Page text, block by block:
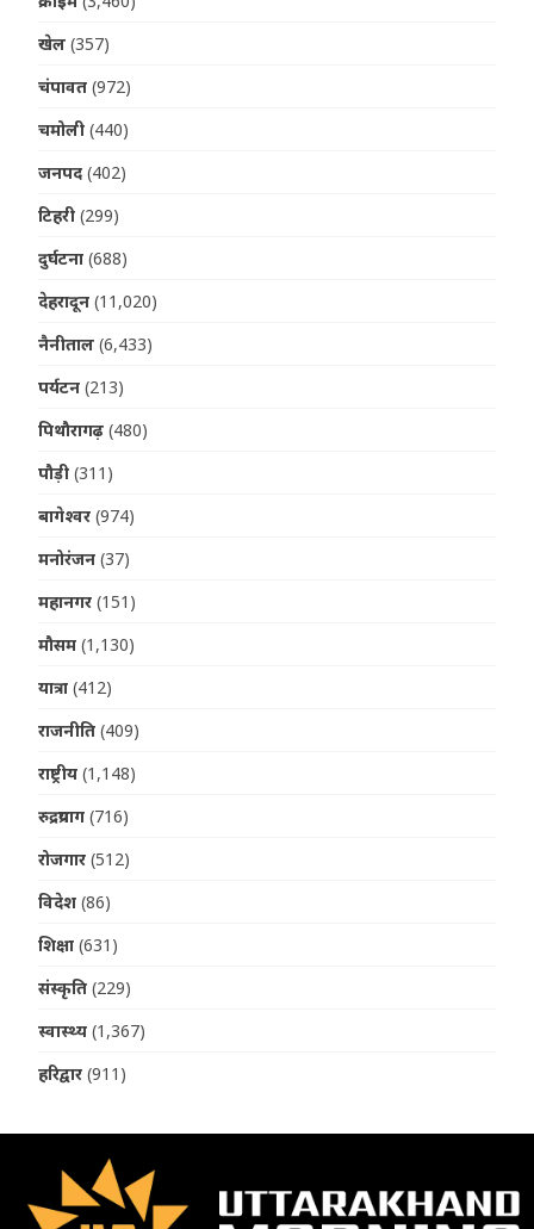
खेल (357)
चंपावत (972)
चमोली (440)
जनपद (402)
टिहरी (299)
दुर्घटना (688)
देहरादून (11,020)
नैनीताल (6,433)
पर्यटन (213)
पिथौरागढ़ (480)
पौड़ी (311)
बागेश्वर (974)
मनोरंजन (37)
महानगर (151)
मौसम (1,130)
यात्रा (412)
राजनीति (409)
राष्ट्रीय (1,148)
रुद्रप्रयाग (716)
रोजगार (512)
विदेश (86)
शिक्षा (631)
संस्कृति (229)
स्वास्थ्य (1,367)
हरिद्वार (911)